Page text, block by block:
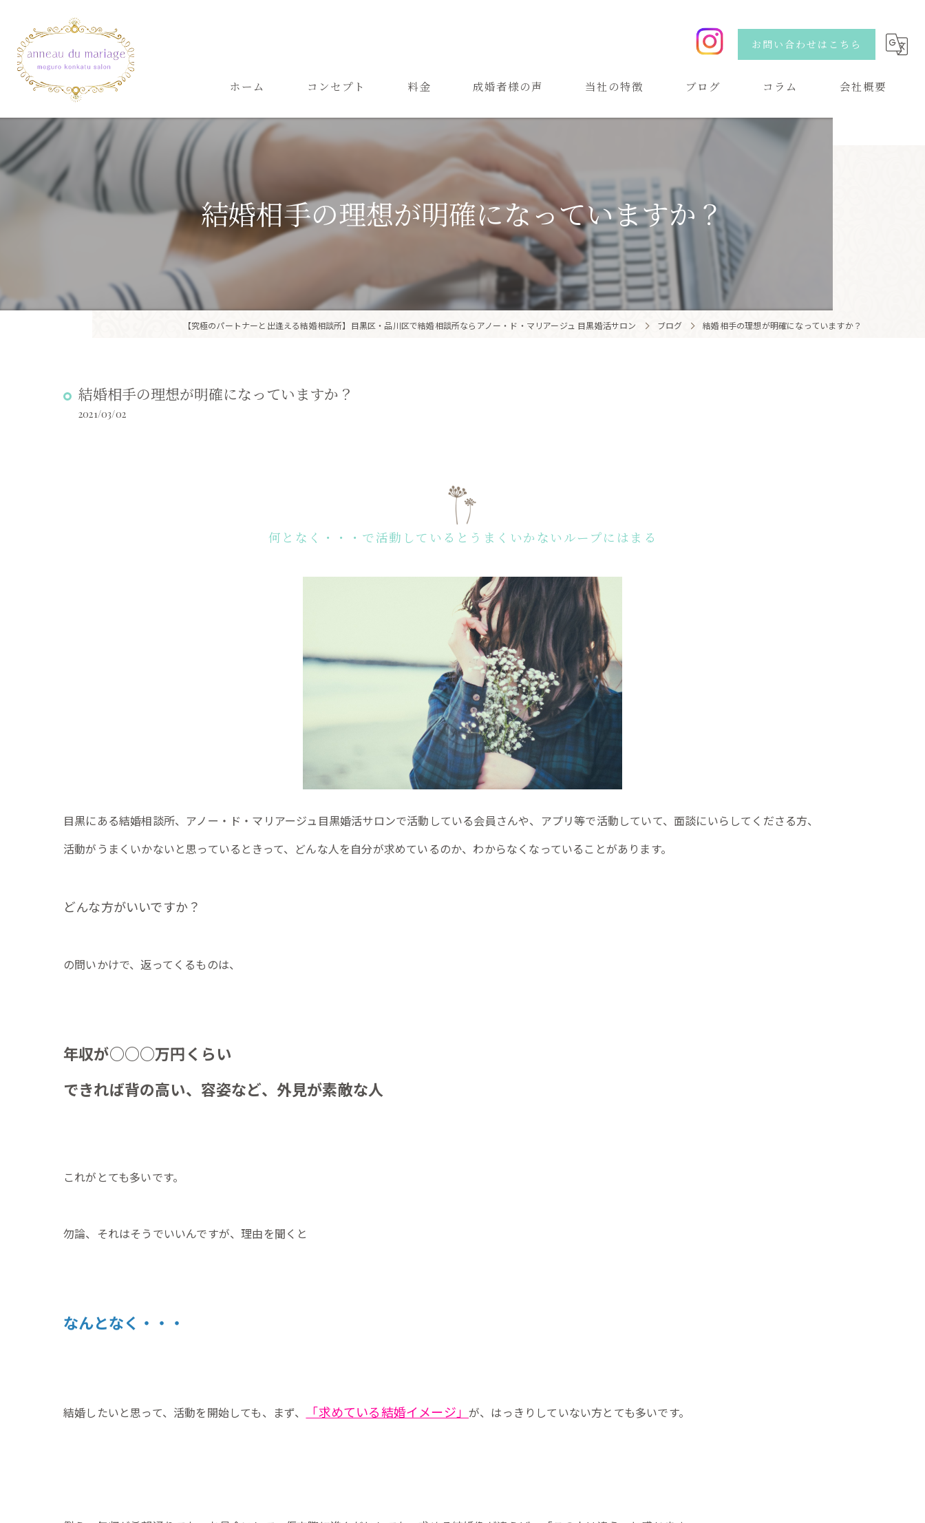
お問い合わせはこちら
ホーム コンセプト
ご結婚までの流れ
料金 成婚者様の声 当社の特徴
成婚
再婚
婚活
ブログ コラム 会社概要
結婚相手の理想が明確になっていますか？
【究極のパートナーと出逢える結婚相談所】目黒区・品川区で結婚相談所ならアノー・ド・マリアージュ 目黒婚活サロン ブログ 結婚相手の理想が明確になっていますか？
結婚相手の理想が明確になっていますか？
2021/03/02
何となく・・・で活動しているとうまくいかないループにはまる
目黒にある結婚相談所、アノー・ド・マリアージュ目黒婚活サロンで活動している会員さんや、アプリ等で活動していて、面談にいらしてくださる方、
活動がうまくいかないと思っているときって、どんな人を自分が求めているのか、わからなくなっていることがあります。
どんな方がいいですか？
の問いかけで、返ってくるものは、
年収が○○○万円くらい
できれば背の高い、容姿など、外見が素敵な人
これがとても多いです。
勿論、それはそうでいいんですが、理由を聞くと
なんとなく・・・
結婚したいと思って、活動を開始しても、まず、 「求めている結婚イメージ」が、はっきりしていない方とても多いです。